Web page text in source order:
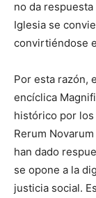
no da
Iglesia se
convirtiéndose
Por esta razón,
encíclica
histórico por
Rerum
han dado
se opone a la
justicia social.